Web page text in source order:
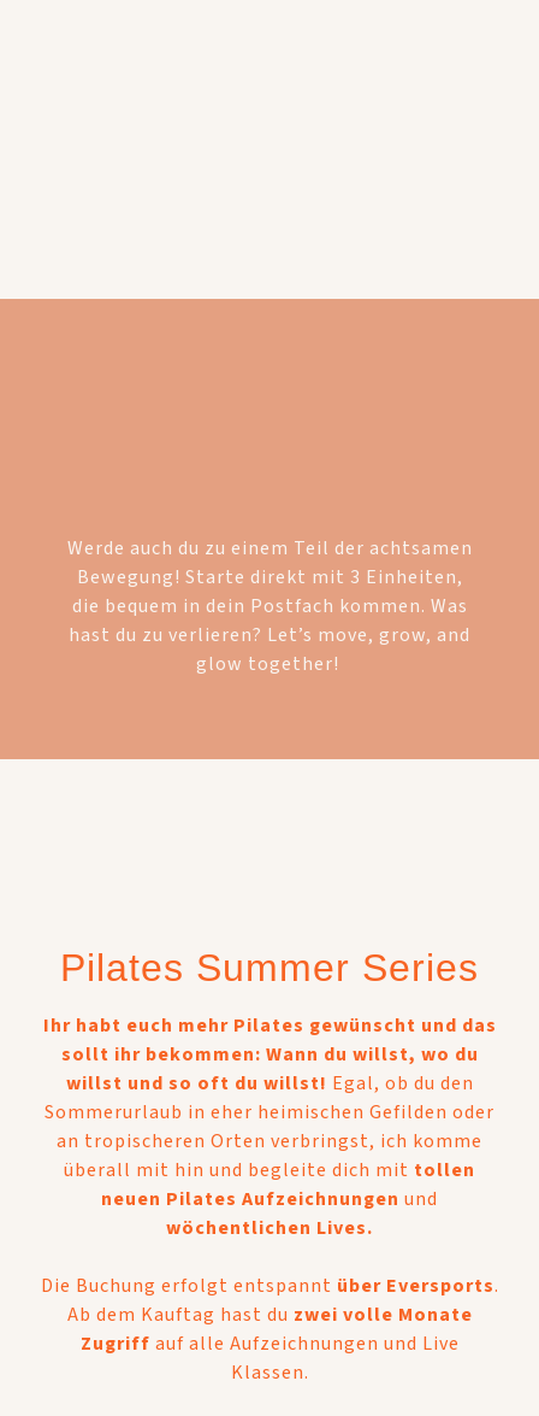
Werde auch du zu einem Teil der achtsamen
Bewegung! Starte direkt mit 3 Einheiten,
die bequem in dein Postfach kommen. Was
hast du zu verlieren? Let’s move, grow, and
glow together!
Pilates Summer Series
Ihr habt euch mehr Pilates gewünscht und das
sollt ihr bekommen: Wann du willst, wo du
willst und so oft du willst! Egal, ob du den
Sommerurlaub in eher heimischen Gefilden oder
an tropischeren Orten verbringst, ich komme
überall mit hin und begleite dich mit tollen
neuen Pilates Aufzeichnungen und
wöchentlichen Lives.
Die Buchung erfolgt entspannt über Eversports.
Ab dem Kauftag hast du zwei volle Monate
Zugriff auf alle Aufzeichnungen und Live
Klassen.